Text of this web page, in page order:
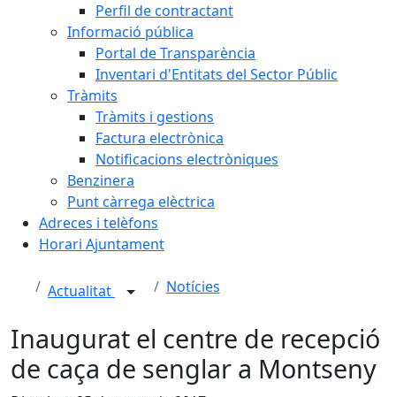
Perfil de contractant
Informació pública
Portal de Transparència
Inventari d'Entitats del Sector Públic
Tràmits
Tràmits i gestions
Factura electrònica
Notificacions electròniques
Benzinera
Punt càrrega elèctrica
Adreces i telèfons
Horari Ajuntament
Actualitat Notícies
Inaugurat el centre de recepció
de caça de senglar a Montseny